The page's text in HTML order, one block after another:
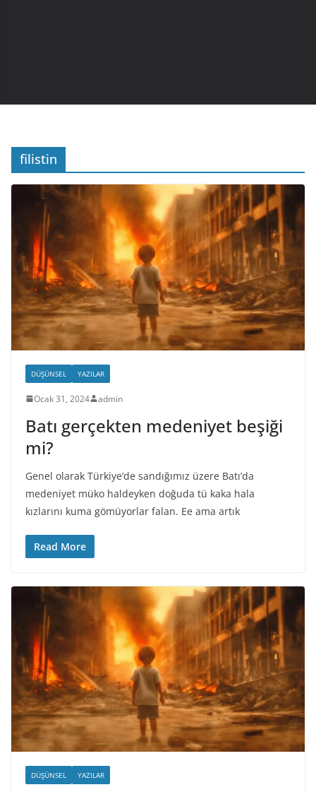
filistin
DÜŞÜNSEL YAZILAR
Ocak 31, 2024 admin
Batı gerçekten medeniyet beşiği
mi?
Genel olarak Türkiye’de sandığımız üzere Batı’da
medeniyet müko haldeyken doğuda tü kaka hala
kızlarını kuma gömüyorlar falan. Ee ama artık
Read More
DÜŞÜNSEL YAZILAR